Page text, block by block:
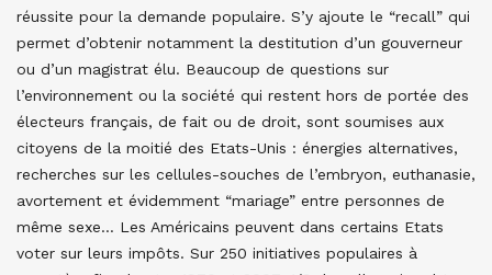
réussite pour la demande populaire. S’y ajoute le “recall” qui
permet d’obtenir notamment la destitution d’un gouverneur
ou d’un magistrat élu. Beaucoup de questions sur
l’environnement ou la société qui restent hors de portée des
électeurs français, de fait ou de droit, sont soumises aux
citoyens de la moitié des Etats-Unis : énergies alternatives,
recherches sur les cellules-souches de l’embryon, euthanasie,
avortement et évidemment “mariage” entre personnes de
même sexe… Les Américains peuvent dans certains Etats
voter sur leurs impôts. Sur 250 initiatives populaires à